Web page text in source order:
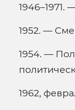
1946–1971.
1952. —
1954. —
1962,